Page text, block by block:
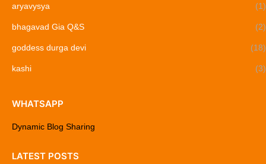
aryavysya (1)
bhagavad Gia Q&S (2)
goddess durga devi (18)
kashi (3)
WHATSAPP
Dynamic Blog Sharing
LATEST POSTS